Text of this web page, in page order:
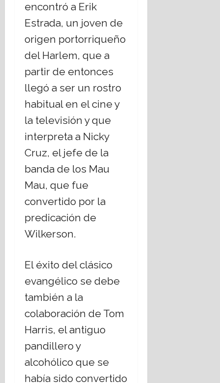
encontró a Erik
Estrada, un joven de
origen portorriqueño
del Harlem, que a
partir de entonces
llegó a ser un rostro
habitual en el cine y
la televisión y que
interpreta a Nicky
Cruz, el jefe de la
banda de los Mau
Mau, que fue
convertido por la
predicación de
Wilkerson.
El éxito del clásico
evangélico se debe
también a la
colaboración de Tom
Harris, el antiguo
pandillero y
alcohólico que se
había sido convertido